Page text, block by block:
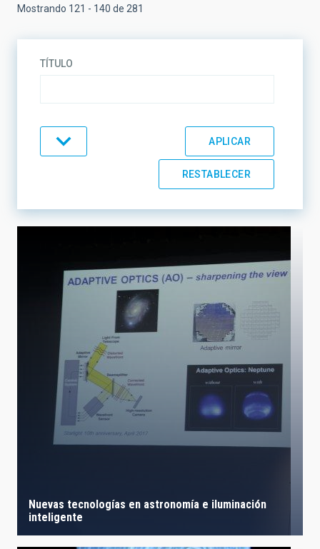
Mostrando 121 - 140 de 281
TÍTULO
LÍNEAS DE INSTRUMENTACIÓN
LÍNEAS IACTEC
ASTROFÍSICAS
Nuevas tecnologías en astronomía e iluminación
inteligente